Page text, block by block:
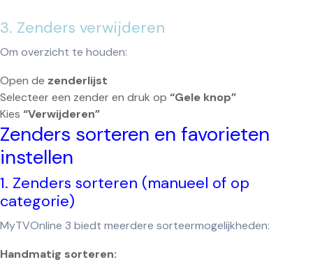
3. Zenders verwijderen
Om overzicht te houden:
Open de zenderlijst
Selecteer een zender en druk op “Gele knop”
Kies “Verwijderen”
Zenders sorteren en favorieten
instellen
1. Zenders sorteren (manueel of op
categorie)
MyTVOnline 3 biedt meerdere sorteermogelijkheden:
Handmatig sorteren: